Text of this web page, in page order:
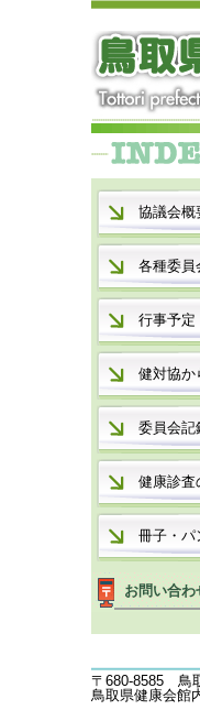
協議会概
各種委員
行事予定
健対協か
委員会記
健康診査
冊子・パ
お問い合わ
〒680-8585 鳥
鳥取県健康会館